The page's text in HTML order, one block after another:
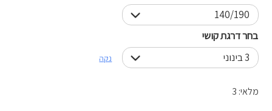
בחר דרגת קושי
נקה
מלאי: 3